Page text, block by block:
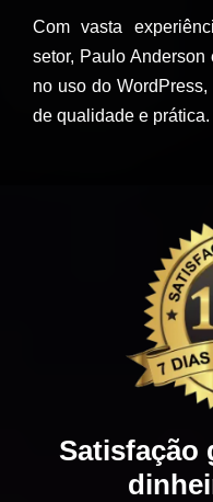
Com vasta
setor, Paulo
no uso do
de qualidade e prática.
Satisfação